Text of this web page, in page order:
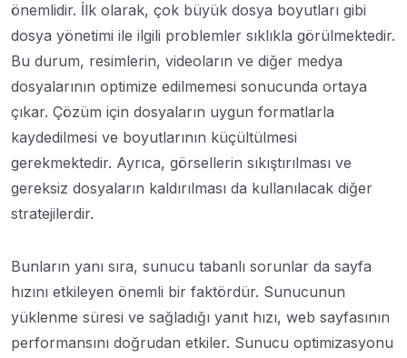
önemlidir. İlk olarak, çok büyük dosya boyutları gibi
dosya yönetimi ile ilgili problemler sıklıkla görülmektedir.
Bu durum, resimlerin, videoların ve diğer medya
dosyalarının optimize edilmemesi sonucunda ortaya
çıkar. Çözüm için dosyaların uygun formatlarla
kaydedilmesi ve boyutlarının küçültülmesi
gerekmektedir. Ayrıca, görsellerin sıkıştırılması ve
gereksiz dosyaların kaldırılması da kullanılacak diğer
stratejilerdir.
Bunların yanı sıra, sunucu tabanlı sorunlar da sayfa
hızını etkileyen önemli bir faktördür. Sunucunun
yüklenme süresi ve sağladığı yanıt hızı, web sayfasının
performansını doğrudan etkiler. Sunucu optimizasyonu